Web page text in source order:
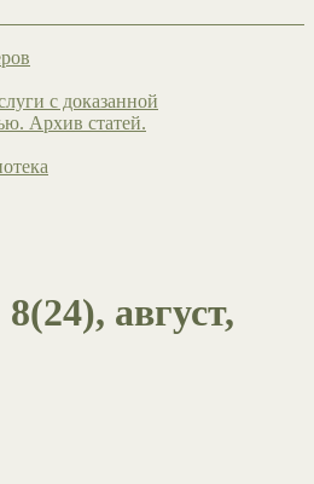
с доказанной
Архив статей.
август,